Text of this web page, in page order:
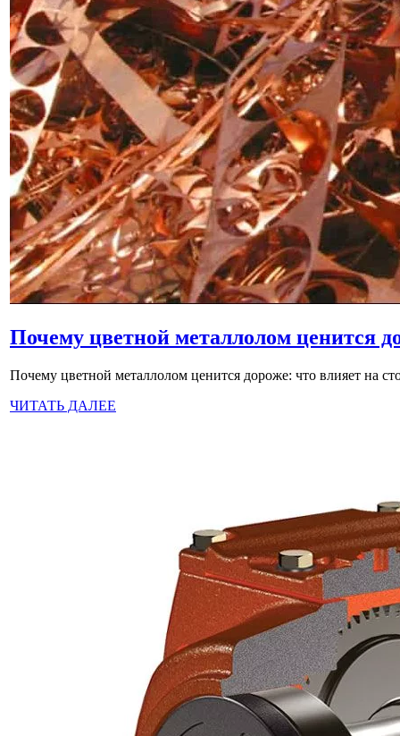
Почему цветной металлолом ценится
Почему цветной металлолом ценится дороже: что влияет на
ЧИТАТЬ ДАЛЕЕ